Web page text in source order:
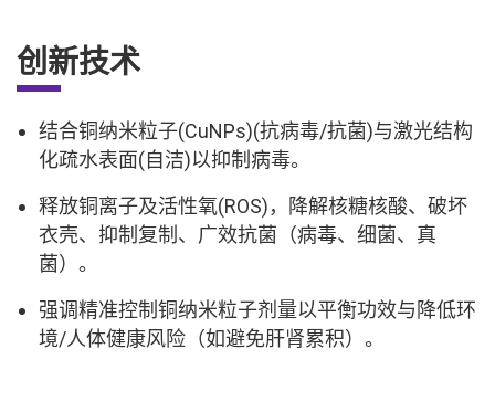
创新技术
结合铜纳米粒子(CuNPs)(抗病毒/抗菌)与激光结构
化疏水表面(自洁)以抑制病毒。
释放铜离子及活性氧(ROS)，降解核糖核酸、破坏
衣壳、抑制复制、广效抗菌（病毒、细菌、真
菌）。
强调精准控制铜纳米粒子剂量以平衡功效与降低环
境/人体健康风险（如避免肝肾累积）。